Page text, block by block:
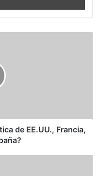
de EE.UU., Francia,